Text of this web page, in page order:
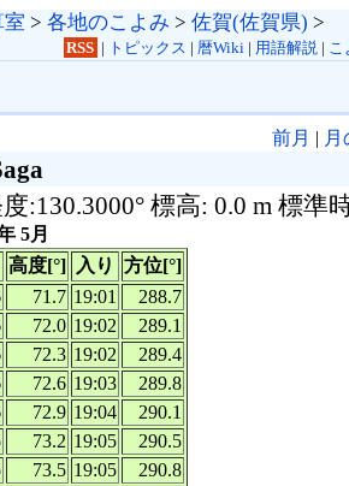
室 > 各地のこよみ > 佐賀(佐賀県) >
RSS | トピックス | 暦Wiki| 用語解説| こ
前月 |
:130.3000° 標高: 0.0 m 標準
5月
高度[°] 入り
方位[°]
71.7 19:01
288.7
72.0 19:02
289.1
72.3 19:02
289.4
72.6 19:03
289.8
72.9 19:04
290.1
73.2 19:05
290.5
73.5 19:05
290.8